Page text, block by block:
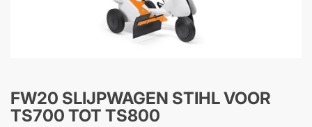
FW20 SLIJPWAGEN STIHL VOOR
TS700 TOT TS800